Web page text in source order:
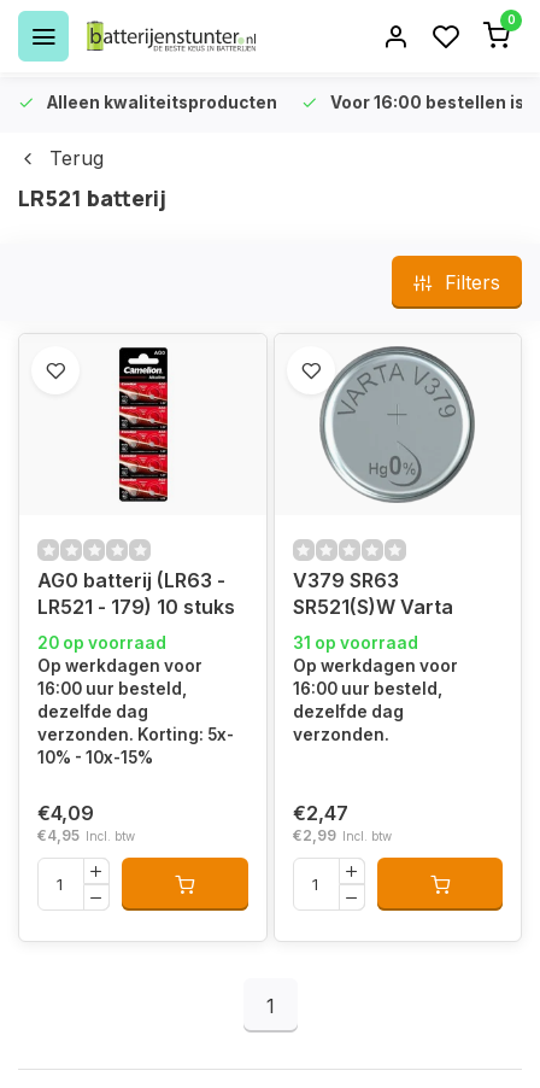
0
Alleen kwaliteitsproducten Voor 16:00 bestellen is
Terug
LR521 batterij
Filters
AG0 batterij (LR63 -
LR521 - 179) 10 stuks
20 op voorraad
Op werkdagen voor
16:00 uur besteld,
dezelfde dag
verzonden. Korting: 5x-
10% - 10x-15%
€4,09
€4,95 Incl. btw
V379 SR63
SR521(S)W Varta
31 op voorraad
Op werkdagen voor
16:00 uur besteld,
dezelfde dag
verzonden.
€2,47
€2,99 Incl. btw
1